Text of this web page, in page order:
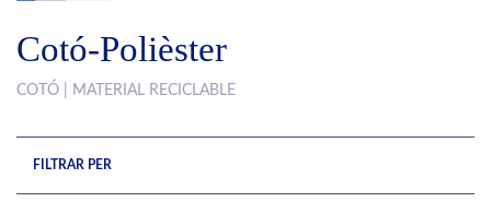
Cotó-Polièster
COTÓ | MATERIAL RECICLABLE
FILTRAR PER